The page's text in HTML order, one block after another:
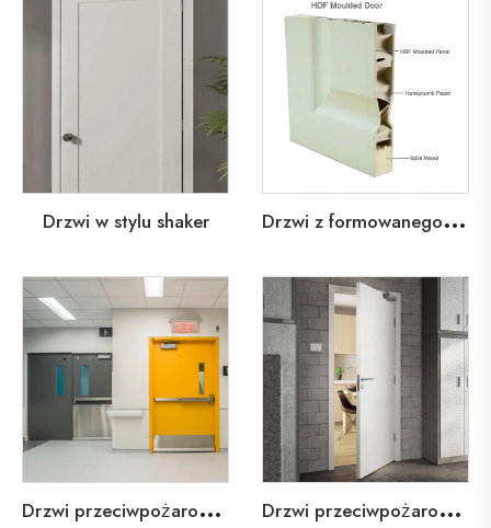
Drzwi w stylu shaker D
rzwi z formowanego HDF
D
rzwi przeciwpożarowe stalowe dla mieszkań D
rzwi przeciwpożarowe z drewna dla mieszkań